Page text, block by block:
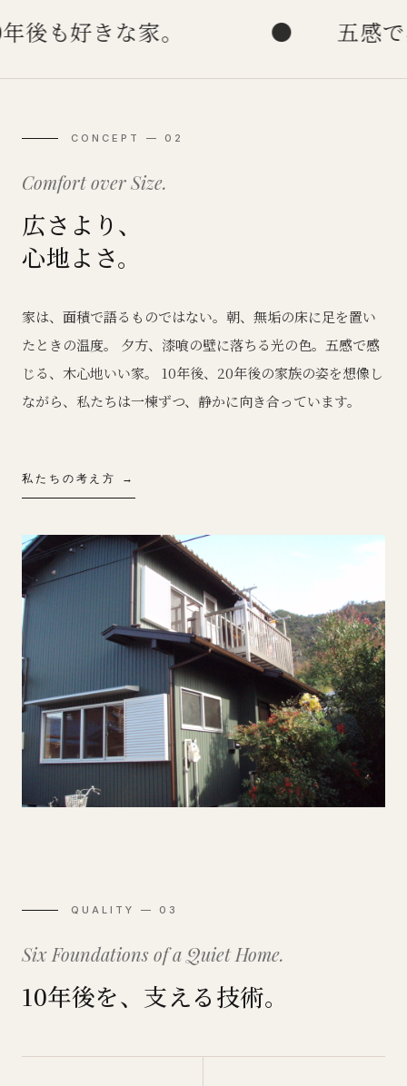
きな家。 五感で感じ
CONCEPT — 02
Comfort over Size.
広さより、
心地よさ。
家は、面積で語るものではない。朝、無垢の床に足を置い
たときの温度。 夕方、漆喰の壁に落ちる光の色。五感で感
じる、木心地いい家。 10年後、20年後の家族の姿を想像し
ながら、私たちは一棟ずつ、静かに向き合っています。
私たちの考え方 →
QUALITY — 03
Six Foundations of a Quiet Home.
10年後を、支える技術。